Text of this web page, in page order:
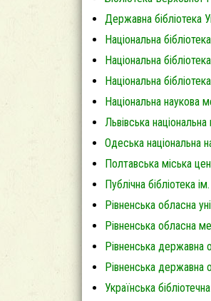
Державна бібліотека
Національна
Національна
Національна
Національна наукова
Львівська
Одеська національна
Полтавська міська
Публічна бібліотека
Рівненська обласна
Рівненська обласна
Рівненська державна
Рівненська державна
Українська